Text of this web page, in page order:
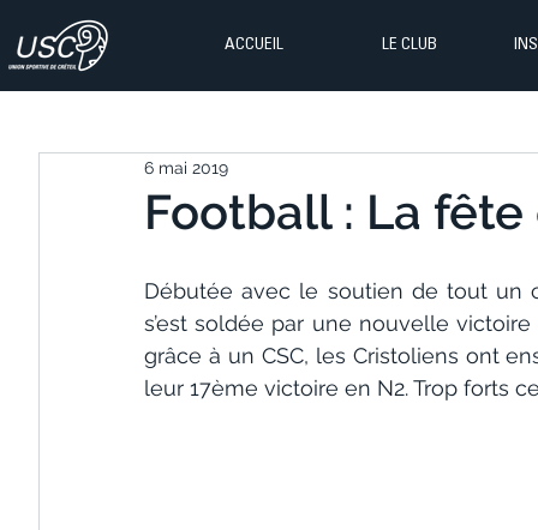
ACCUEIL LE CLUB
Football : La
6 mai 2019
Débutée avec le soutien de tout un
s’est soldée par une nouvelle victoire
grâce à un CSC, les Cristoliens ont
leur 17ème victoire en N2. Trop forts